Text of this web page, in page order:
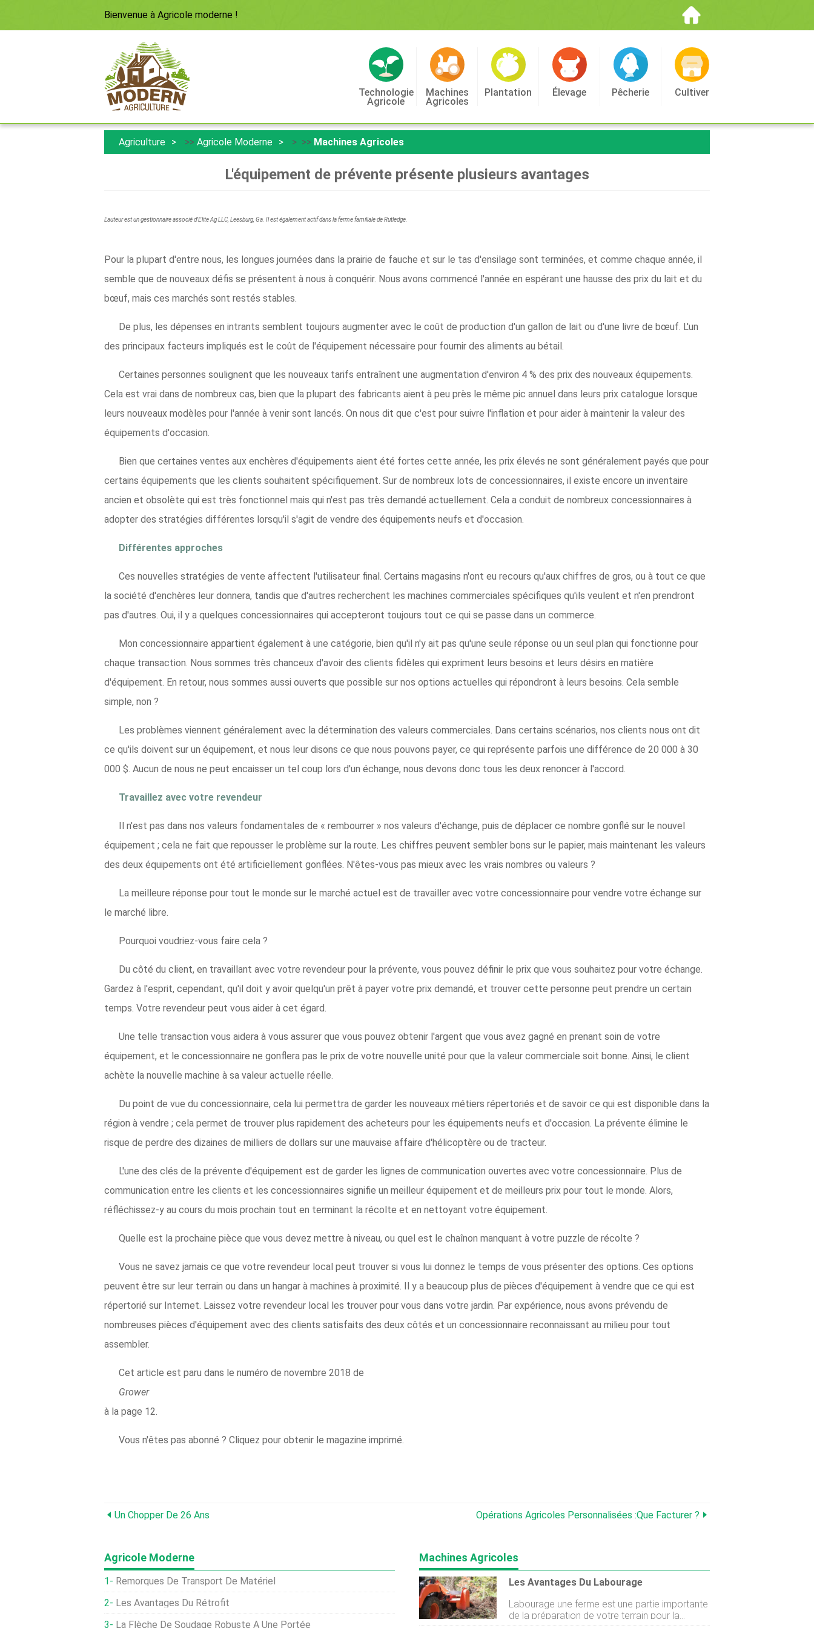
Bienvenue à Agricole moderne !
Technologie
Agricole
Machines
Agricoles
Plantation Élevage Pêcherie Cultiver
Agriculture >> Agricole Moderne > >> Machines Agricoles
L'équipement de prévente présente plusieurs avantages
L'auteur est un gestionnaire associé d'Elite Ag LLC, Leesburg, Ga. Il est également actif dans la ferme familiale de Rutledge.
Pour la plupart d'entre nous, les longues journées dans la prairie de fauche et sur le tas d'ensilage sont terminées, et comme chaque année, il
semble que de nouveaux défis se présentent à nous à conquérir. Nous avons commencé l'année en espérant une hausse des prix du lait et du
bœuf, mais ces marchés sont restés stables.
De plus, les dépenses en intrants semblent toujours augmenter avec le coût de production d'un gallon de lait ou d'une livre de bœuf. L'un
des principaux facteurs impliqués est le coût de l'équipement nécessaire pour fournir des aliments au bétail.
Certaines personnes soulignent que les nouveaux tarifs entraînent une augmentation d'environ 4 % des prix des nouveaux équipements.
Cela est vrai dans de nombreux cas, bien que la plupart des fabricants aient à peu près le même pic annuel dans leurs prix catalogue lorsque
leurs nouveaux modèles pour l'année à venir sont lancés. On nous dit que c'est pour suivre l'inflation et pour aider à maintenir la valeur des
équipements d'occasion.
Bien que certaines ventes aux enchères d'équipements aient été fortes cette année, les prix élevés ne sont généralement payés que pour
certains équipements que les clients souhaitent spécifiquement. Sur de nombreux lots de concessionnaires, il existe encore un inventaire
ancien et obsolète qui est très fonctionnel mais qui n'est pas très demandé actuellement. Cela a conduit de nombreux concessionnaires à
adopter des stratégies différentes lorsqu'il s'agit de vendre des équipements neufs et d'occasion.
Différentes approches
Ces nouvelles stratégies de vente affectent l'utilisateur final. Certains magasins n'ont eu recours qu'aux chiffres de gros, ou à tout ce que
la société d'enchères leur donnera, tandis que d'autres recherchent les machines commerciales spécifiques qu'ils veulent et n'en prendront
pas d'autres. Oui, il y a quelques concessionnaires qui accepteront toujours tout ce qui se passe dans un commerce.
Mon concessionnaire appartient également à une catégorie, bien qu'il n'y ait pas qu'une seule réponse ou un seul plan qui fonctionne pour
chaque transaction. Nous sommes très chanceux d'avoir des clients fidèles qui expriment leurs besoins et leurs désirs en matière
d'équipement. En retour, nous sommes aussi ouverts que possible sur nos options actuelles qui répondront à leurs besoins. Cela semble
simple, non ?
Les problèmes viennent généralement avec la détermination des valeurs commerciales. Dans certains scénarios, nos clients nous ont dit
ce qu'ils doivent sur un équipement, et nous leur disons ce que nous pouvons payer, ce qui représente parfois une différence de 20 000 à 30
000 $. Aucun de nous ne peut encaisser un tel coup lors d'un échange, nous devons donc tous les deux renoncer à l'accord.
Travaillez avec votre revendeur
Il n'est pas dans nos valeurs fondamentales de « rembourrer » nos valeurs d'échange, puis de déplacer ce nombre gonflé sur le nouvel
équipement ; cela ne fait que repousser le problème sur la route. Les chiffres peuvent sembler bons sur le papier, mais maintenant les valeurs
des deux équipements ont été artificiellement gonflées. N'êtes-vous pas mieux avec les vrais nombres ou valeurs ?
La meilleure réponse pour tout le monde sur le marché actuel est de travailler avec votre concessionnaire pour vendre votre échange sur
le marché libre.
Pourquoi voudriez-vous faire cela ?
Du côté du client, en travaillant avec votre revendeur pour la prévente, vous pouvez définir le prix que vous souhaitez pour votre échange.
Gardez à l'esprit, cependant, qu'il doit y avoir quelqu'un prêt à payer votre prix demandé, et trouver cette personne peut prendre un certain
temps. Votre revendeur peut vous aider à cet égard.
Une telle transaction vous aidera à vous assurer que vous pouvez obtenir l'argent que vous avez gagné en prenant soin de votre
équipement, et le concessionnaire ne gonflera pas le prix de votre nouvelle unité pour que la valeur commerciale soit bonne. Ainsi, le client
achète la nouvelle machine à sa valeur actuelle réelle.
Du point de vue du concessionnaire, cela lui permettra de garder les nouveaux métiers répertoriés et de savoir ce qui est disponible dans la
région à vendre ; cela permet de trouver plus rapidement des acheteurs pour les équipements neufs et d'occasion. La prévente élimine le
risque de perdre des dizaines de milliers de dollars sur une mauvaise affaire d'hélicoptère ou de tracteur.
L'une des clés de la prévente d'équipement est de garder les lignes de communication ouvertes avec votre concessionnaire. Plus de
communication entre les clients et les concessionnaires signifie un meilleur équipement et de meilleurs prix pour tout le monde. Alors,
réfléchissez-y au cours du mois prochain tout en terminant la récolte et en nettoyant votre équipement.
Quelle est la prochaine pièce que vous devez mettre à niveau, ou quel est le chaînon manquant à votre puzzle de récolte ?
Vous ne savez jamais ce que votre revendeur local peut trouver si vous lui donnez le temps de vous présenter des options. Ces options
peuvent être sur leur terrain ou dans un hangar à machines à proximité. Il y a beaucoup plus de pièces d'équipement à vendre que ce qui est
répertorié sur Internet. Laissez votre revendeur local les trouver pour vous dans votre jardin. Par expérience, nous avons prévendu de
nombreuses pièces d'équipement avec des clients satisfaits des deux côtés et un concessionnaire reconnaissant au milieu pour tout
assembler.
Cet article est paru dans le numéro de novembre 2018 de
Grower
à la page 12.
Vous n'êtes pas abonné ? Cliquez pour obtenir le magazine imprimé.
Un Chopper De 26 Ans Opérations Agricoles Personnalisées :que Facturer ?
Agricole Moderne
Remorques De Transport De Matériel
Les Avantages Du Rétrofit
La Flèche De Soudage Robuste A Une Portée
Machines Agricoles
Les Avantages Du Labourage
Labourage une ferme est une partie importante
de la préparation de votre terrain pour la